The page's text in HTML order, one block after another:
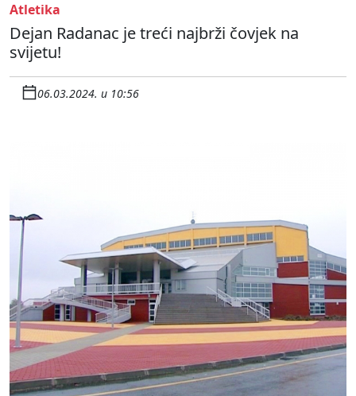
Atletika
Dejan Radanac je treći najbrži čovjek na
svijetu!
06.03.2024. u 10:56